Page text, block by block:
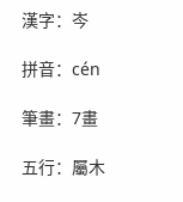
漢字：岑
拼音：cén
筆畫：7畫
五行：屬木